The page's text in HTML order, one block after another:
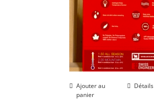
Ajouter au
panier
Détails